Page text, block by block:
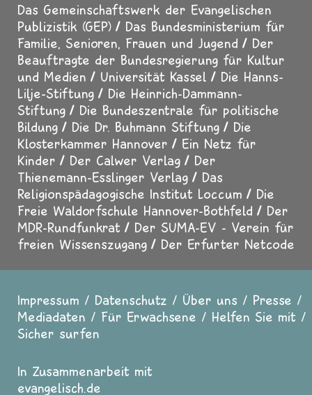
Das Gemeinschaftswerk der Evangelischen
Publizistik (GEP)
Das Bundesministerium für
Familie, Senioren, Frauen und Jugend
Der
Beauftragte der Bundesregierung für Kultur
und Medien
Universität Kassel
Die Hanns-
Lilje-Stiftung
Die Heinrich-Dammann-
Stiftung
Die Bundeszentrale für politische
Bildung
Die Dr. Buhmann Stiftung
Die
Klosterkammer Hannover
Ein Netz für
Kinder
Der Calwer Verlag
Der
Thienemann-Esslinger Verlag
Das
Religionspädagogische Institut Loccum
Die
Freie Waldorfschule Hannover-Bothfeld
Der
MDR-Rundfunkrat
Der SUMA-EV - Verein für
freien Wissenszugang
Der Erfurter Netcode
Fußzeile
Impressum Datenschutz Über uns
Presse
Mediadaten
Für Erwachsene
Helfen Sie mit
Sicher surfen
In Zusammenarbeit mit
evangelisch.de